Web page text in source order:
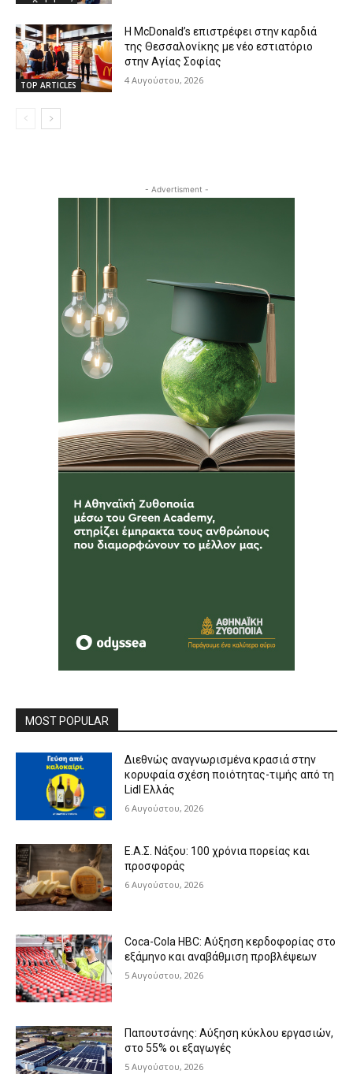
TOP ARTICLES
Η McDonald’s επιστρέφει στην καρδιά
της Θεσσαλονίκης με νέο εστιατόριο
στην Αγίας Σοφίας
4 Αυγούστου, 2026
- Advertisment -
MOST POPULAR
Διεθνώς αναγνωρισμένα κρασιά στην
κορυφαία σχέση ποιότητας-τιμής από τη
Lidl Ελλάς
6 Αυγούστου, 2026
Ε.Α.Σ. Νάξου: 100 χρόνια πορείας και
προσφοράς
6 Αυγούστου, 2026
Coca-Cola HBC: Αύξηση κερδοφορίας στο
εξάμηνο και αναβάθμιση προβλέψεων
5 Αυγούστου, 2026
Παπουτσάνης: Αύξηση κύκλου εργασιών,
στο 55% οι εξαγωγές
5 Αυγούστου, 2026